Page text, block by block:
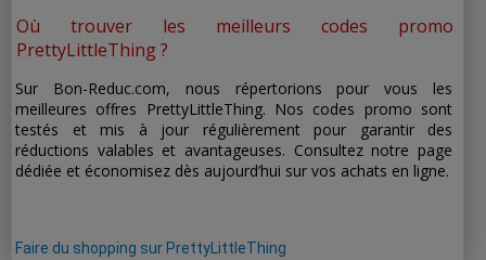
Où trouver les meilleurs codes promo
PrettyLittleThing ?
Sur Bon-Reduc.com, nous répertorions pour vous les
meilleures offres PrettyLittleThing. Nos codes promo sont
testés et mis à jour régulièrement pour garantir des
réductions valables et avantageuses. Consultez notre page
dédiée et économisez dès aujourd’hui sur vos achats en ligne.
Faire du shopping sur PrettyLittleThing